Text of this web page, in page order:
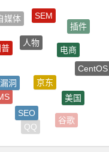
SEM
插件
人物
电商
CentOS
谷歌
QQ